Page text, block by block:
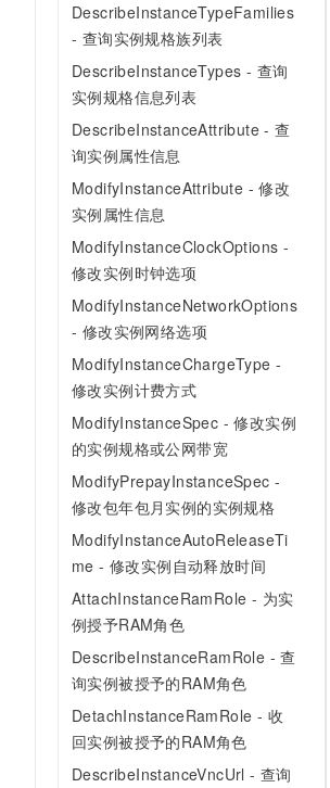
DescribeInstanceTypeFamilies
- 查询实例规格族列表
DescribeInstanceTypes - 查询
实例规格信息列表
DescribeInstanceAttribute - 查
询实例属性信息
ModifyInstanceAttribute - 修改
实例属性信息
ModifyInstanceClockOptions -
修改实例时钟选项
ModifyInstanceNetworkOptions
- 修改实例网络选项
ModifyInstanceChargeType -
修改实例计费方式
ModifyInstanceSpec - 修改实例
的实例规格或公网带宽
ModifyPrepayInstanceSpec -
修改包年包月实例的实例规格
ModifyInstanceAutoReleaseTi
me - 修改实例自动释放时间
AttachInstanceRamRole - 为实
例授予RAM角色
DescribeInstanceRamRole - 查
询实例被授予的RAM角色
DetachInstanceRamRole - 收
回实例被授予的RAM角色
DescribeInstanceVncUrl - 查询
专有云